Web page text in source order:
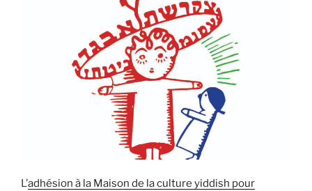
L’adhésion à la Maison de la culture yiddish pour